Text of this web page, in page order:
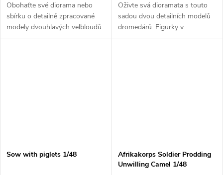
Obohaťte své diorama nebo
sbírku o detailně zpracované
modely dvouhlavých velbloudů
v měřítku 1/72. Tato sada
Oživte svá dioramata s touto
sadou dvou detailních modelů
dromedárů. Figurky v
oblíbeném měřítku 1/72 jsou
Sow with piglets 1/48
Afrikakorps Soldier Prodding
Unwilling Camel 1/48